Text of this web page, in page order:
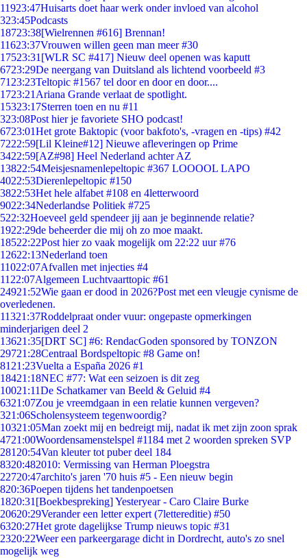
11923:47Huisarts doet haar werk onder invloed van alcohol
323:45Podcasts
18723:38[Wielrennen #616] Brennan!
11623:37Vrouwen willen geen man meer #30
17523:31 [WLR SC #417] Nieuw deel openen was kaputt
6723:29De neergang van Duitsland als lichtend voorbeeld #3
71 23:23Teltopic #1567 tel door en door en door....
1723:21 Ariana Grande verlaat de spotlight.
15323:17Sterren toen en nu #11
323:08Post hier je favoriete SHO podcast!
6723:01Het grote Baktopic (voor bakfoto's, -vragen en -tips) #42
7222:59[Lil Kleine#12] Nieuwe afleveringen op Prime
3422:59[AZ#98] Heel Nederland achter AZ
13822:54Meisjesnamenlepeltopic #367 LOOOOL LAPO
4022:53Dierenlepeltopic #150
3822:53Het hele alfabet #108 en 4letterwoord
9022:34Nederlandse Politiek #725
522:32Hoeveel geld spendeer jij aan je beginnende relatie?
1922:29de beheerder die mij oh zo moe maakt.
18522:22Post hier zo vaak mogelijk om 22:22 uur #76
12622:13Nederland toen
11022:07Afvallen met injecties #4
11 22:07Algemeen Luchtvaarttopic #61
24921:52Wie gaan er dood in 2026?Post met een vleugje cynisme de
overledenen.
11321:37Roddelpraat onder vuur: ongepaste opmerkingen
minderjarigen deel 2
13621:35[DRT SC] #6: RendacGoden sponsored by TONZON
29721:28Centraal Bordspeltopic #8 Game on!
81 21:23Vuelta a España 2026 #1
18421:18NEC #77: Wat een seizoen is dit zeg
10021:11De Schatkamer van Beeld & Geluid #4
6321:07Zou je vreemdgaan in een relatie kunnen vergeven?
321:06Scholensysteem tegenwoordig?
10321:05Man zoekt mij en bedreigt mij, nadat ik met zijn zoon sprak
4721:00Woordensamenstelspel #1184 met 2 woorden spreken SVP
281 20:54Van kleuter tot puber deel 184
8320:482010: Vermissing van Herman Ploegstra
22720:47archito's jaren '70 huis #5 - Een nieuw begin
820:36Poepen tijdens het tandenpoetsen
1820:31 [Boekbespreking] Yesteryear - Caro Claire Burke
20620:29Verander een letter expert (7lettereditie) #50
6320:27Het grote dagelijkse Trump nieuws topic #31
2320:22Weer een parkeergarage dicht in Dordrecht, auto's zo snel
mogelijk weg